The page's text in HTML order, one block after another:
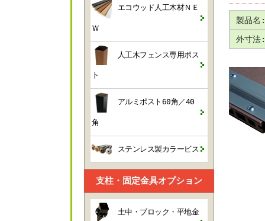
製品名:
外寸法:
エコウッド人工木材ＮＥ
Ｗ
人工木フェンス専用ポス
ト
アルミポスト60角／40
角
ステンレス製カラービス
支柱・固定金具オプション
土中・ブロック・平地金